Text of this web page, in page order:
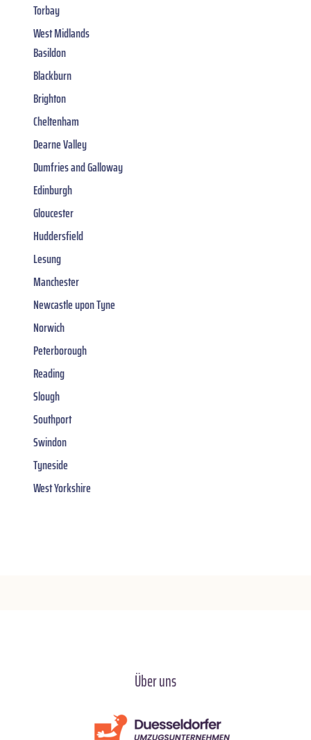
Torbay
West Midlands
Basildon
Blackburn
Brighton
Cheltenham
Dearne Valley
Dumfries and Galloway
Edinburgh
Gloucester
Huddersfield
Lesung
Manchester
Newcastle upon Tyne
Norwich
Peterborough
Reading
Slough
Southport
Swindon
Tyneside
West Yorkshire
Über uns